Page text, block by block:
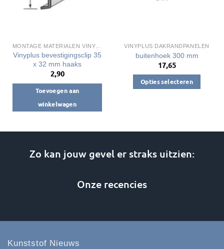
Vinyplus bevestigingsclip 35
x 32 mm haaks
2,90
Toevoegen aan
winkelwagen
VINYPLUS DAKRANDPANELEN
buitenhoek 300 mm
17,65
Opties selecteren
Deze
de
Zo kan jouw gevel er straks uitzien:
Onze recencies
Kunststof Nieuws